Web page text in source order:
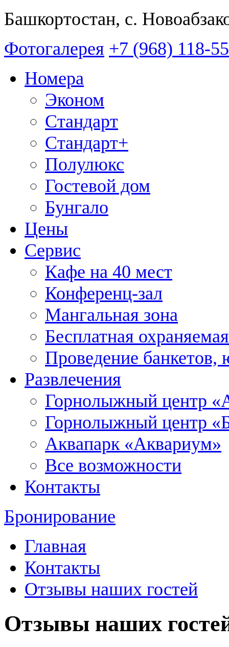
Башкортостан, с.
Фотогалерея +7 (968) 118-
Номера
Эконом
Стандарт
Стандарт+
Полулюкс
Гостевой дом
Бунгало
Цены
Сервис
Кафе на 40 мест
Конференц-зал
Мангальная зона
Бесплатная
Проведение банкетов,
Развлечения
Горнолыжный центр
Горнолыжный центр
Аквапарк «Аквариум»
Все возможности
Контакты
Бронирование
Главная
Контакты
Отзывы наших гостей
Отзывы наших